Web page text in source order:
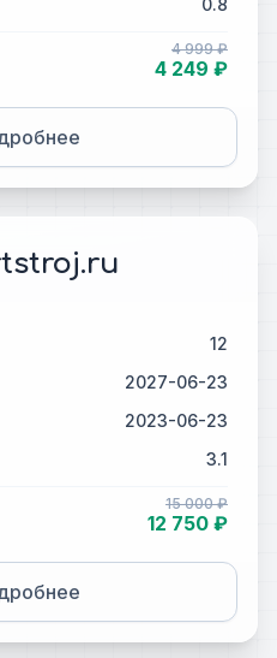
0.8
4 999 ₽
4 249 ₽
12
2027-06-23
2023-06-23
3.1
15 000 ₽
12 750 ₽